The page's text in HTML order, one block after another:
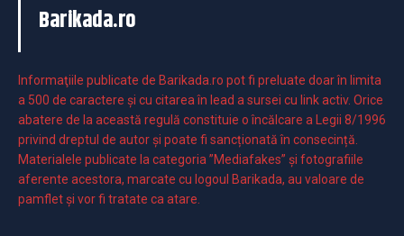
Barikada.ro
Informaţiile publicate de Barikada.ro pot fi preluate doar în limita
a 500 de caractere şi cu citarea în lead a sursei cu link activ. Orice
abatere de la această regulă constituie o încălcare a Legii 8/1996
privind dreptul de autor și poate fi sancționată în consecință.
Materialele publicate la categoria ”Mediafakes” și fotografiile
aferente acestora, marcate cu logoul Barikada, au valoare de
pamflet și vor fi tratate ca atare.